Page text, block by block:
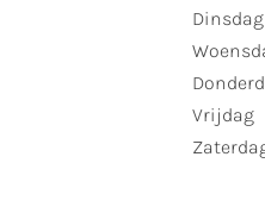
Dinsdag
Vrijdag